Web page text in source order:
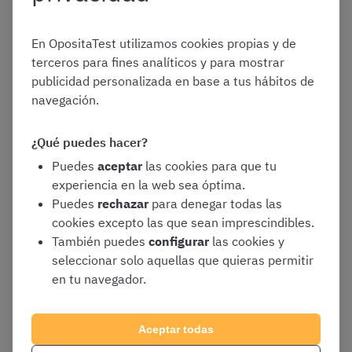
No aportar documentación que acredite la
titulación en Derecho
No aportar documentación identificativa
(DNI, NIE, pasaporte…)
No finalizar la inscripción
Carecer de objeto la prueba¡NO
SUBSANABLE!
A continuación os explicamos, paso a paso, cómo podéis
corregir los errores que hayan causado vuestra exclusión
En OpositaTest utilizamos cookies propias y de
terceros para fines analíticos y para mostrar
publicidad personalizada en base a tus hábitos de
navegación.
¿Qué puedes hacer?
Puedes aceptar las cookies para que tu
experiencia en la web sea óptima.
Puedes rechazar para denegar todas las
cookies excepto las que sean imprescindibles.
También puedes configurar las cookies y
seleccionar solo aquellas que quieras permitir
en tu navegador.
Aceptar todas